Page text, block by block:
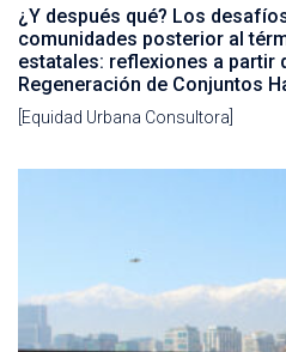
¿Y después qué? Los
comunidades posterior al
estatales: reflexiones a partir
Regeneración de Conjuntos
[Equidad Urbana Consultora]